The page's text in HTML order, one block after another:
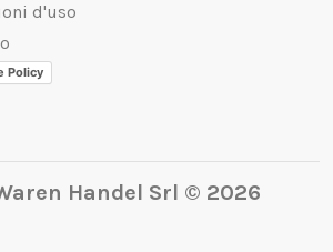
d'uso
Policy
Handel Srl © 2026